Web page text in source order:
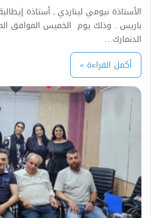
الأستاذة نيومي ليناردي ـ أستاذة
الدنمارك…
أكمل القراءة »